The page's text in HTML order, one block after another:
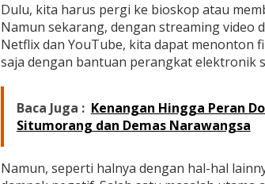
Dulu, kita harus pergi ke bioskop atau
Namun sekarang, dengan streaming
Netflix dan YouTube, kita dapat menonton
saja dengan bantuan perangkat elektronik
Baca Juga : Kenangan Hingga Peran
Situmorang dan Demas Narawangsa
Namun, seperti halnya dengan hal-hal